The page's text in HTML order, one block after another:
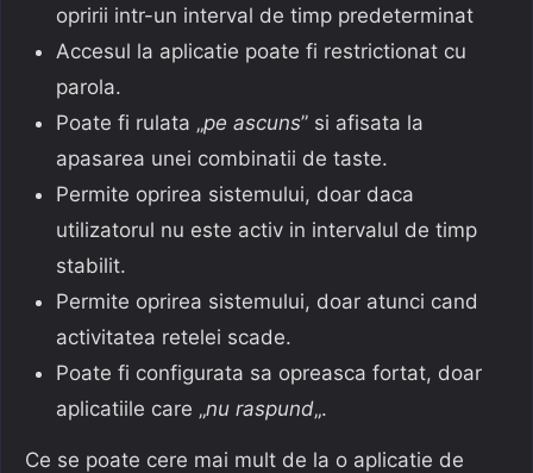
opririi intr-un interval de timp predeterminat
Accesul la aplicatie poate fi restrictionat cu
parola.
Poate fi rulata „pe ascuns” si afisata la
apasarea unei combinatii de taste.
Permite oprirea sistemului, doar daca
utilizatorul nu este activ in intervalul de timp
stabilit.
Permite oprirea sistemului, doar atunci cand
activitatea retelei scade.
Poate fi configurata sa opreasca fortat, doar
aplicatiile care „nu raspund„.
Ce se poate cere mai mult de la o aplicatie de